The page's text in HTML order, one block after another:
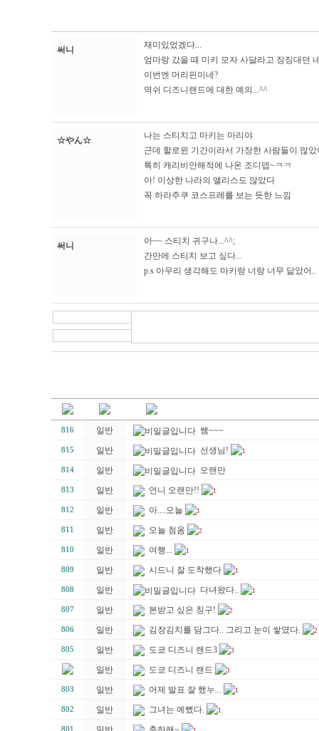
써니
재미있었겠다...
엄마랑 갔을 때 미키 모자 사달라고 징징대던
이번엔 머리핀이네?
역쉬 디즈니랜드에 대한 예의...^^
☆やん☆
나는 스티치고 마키는 마리야
근데 할로윈 기간이라서 가장한 사람들이 많았
특히 캐리비안해적에 나온 조디뎁~ㅋㅋ
아! 이상한 나라의 앨리스도 많았다
꼭 하라주쿠 코스프레를 보는 듯한 느낌
써니
아~~ 스티치 귀구나...^^;
간만에 스티치 보고 싶다...
p.s 아무리 생각해도 마키랑 너랑 너무 닮았어..
816 일반 쌤~~~
815 일반 선생님! 1
814 일반 오랜만
813 일반 언니 오랜만!! 1
812 일반 아....오늘 1
811 일반 오늘 첨옴 2
810 일반 여행... 1
809 일반 시드니 잘 도착했다 1
808 일반 다녀왔다.. 1
807 일반 본받고 싶은 칭구! 2
806 일반 김장김치를 담그다.. 그리고 눈이 쌓였다. 2
805 일반 도쿄 디즈니 랜드3 3
일반 도쿄 디즈니 랜드 3
803 일반 어제 발표 잘 했누... 1
802 일반 그녀는 예뻤다. 1
801